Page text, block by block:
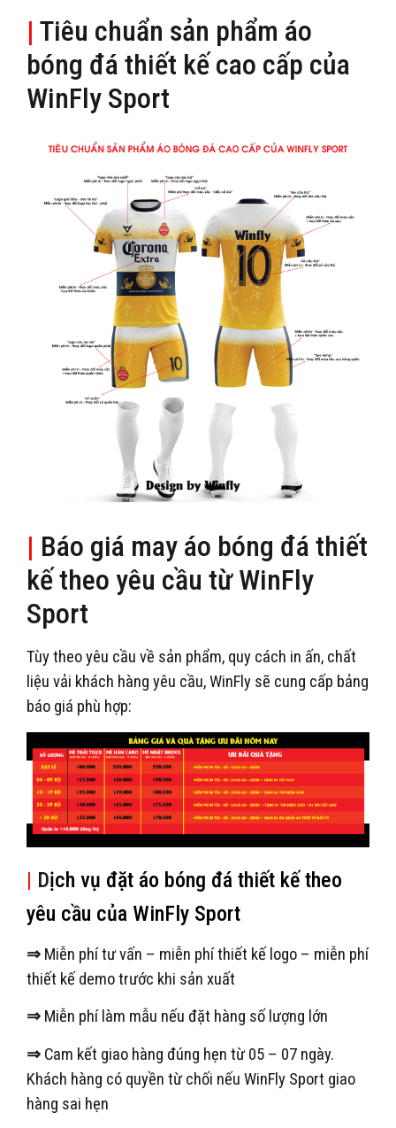
| Tiêu chuẩn sản phẩm áo
bóng đá thiết kế cao cấp của
WinFly Sport
| Báo giá may áo bóng đá thiết
kế theo yêu cầu từ WinFly
Sport
Tùy theo yêu cầu về sản phẩm, quy cách in ấn, chất
liệu vải khách hàng yêu cầu, WinFly sẽ cung cấp bảng
báo giá phù hợp:
| Dịch vụ đặt áo bóng đá thiết kế theo
yêu cầu của WinFly Sport
⇒ Miễn phí tư vấn – miễn phí thiết kế logo – miễn phí
thiết kế demo trước khi sản xuất
⇒ Miễn phí làm mẫu nếu đặt hàng số lượng lớn
⇒ Cam kết giao hàng đúng hẹn từ 05 – 07 ngày.
Khách hàng có quyền từ chối nếu WinFly Sport giao
hàng sai hẹn